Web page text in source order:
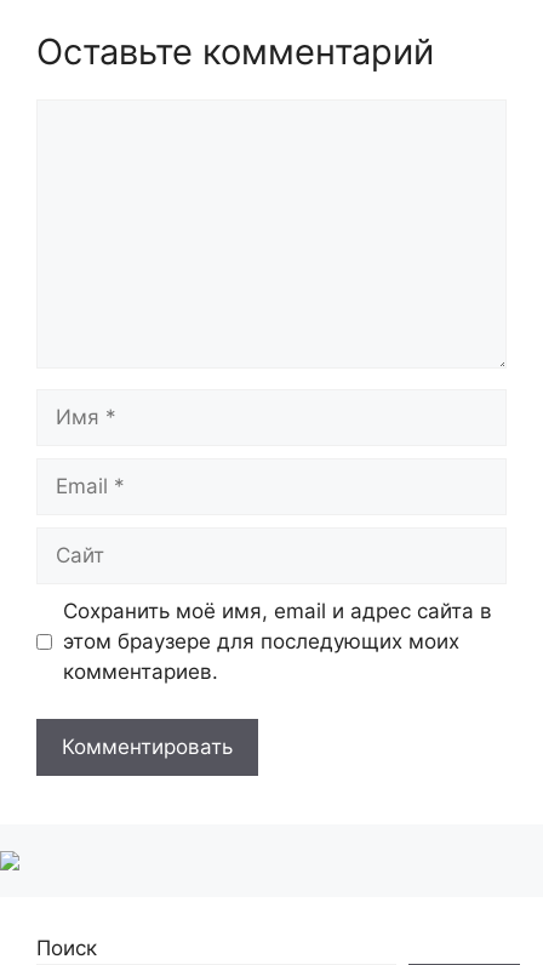
Оставьте комментарий
Имя
Email
Сайт
Сохранить моё имя, email и адрес сайта в
этом браузере для последующих моих
комментариев.
Поиск